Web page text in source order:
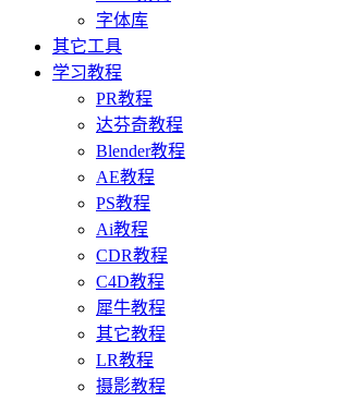
字体库
其它工具
学习教程
PR教程
达芬奇教程
Blender教程
AE教程
PS教程
Ai教程
CDR教程
C4D教程
犀牛教程
其它教程
LR教程
摄影教程